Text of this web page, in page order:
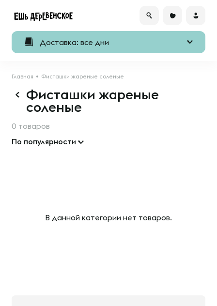
Доставка: все дни
Главная Фисташки жареные соленые
Фисташки жареные
соленые
0 товаров
По популярности
В данной категории нет товаров.